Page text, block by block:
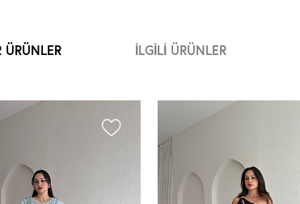
ÜRÜNLER İLGILI ÜRÜNLER